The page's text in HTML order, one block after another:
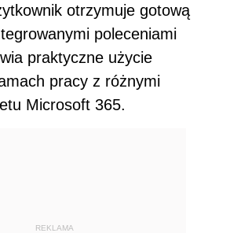
otrzymuje gotową
poleceniami
praktyczne użycie
pracy z różnymi
Microsoft 365.
REKLAMA